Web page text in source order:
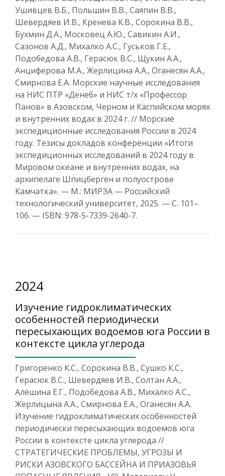
Ушивцев В.Б., Польшин В.В., Саяпин В.В.,
Шевердяев И.В., Кренева К.В., Сорокина В.В.,
Бухмин Д.А., Московец А.Ю., Савикин А.И.,
Сазонов А.Д., Михалко А.С., Гуськов Г.Е.,
Подобедова А.В., Герасюк В.С., Щукин А.А.,
Анциферова М.А., Жерлицина А.А., Оганесян А.А.,
Смирнова Е.А. Морские научные исследования
на НИС ПТР «Денеб» и НИС т/х «Профессор
Панов» в Азовском, Черном и Каспийском морях
и внутренних водах в 2024 г. // Морские
экспедиционные исследования России в 2024
году. Тезисы докладов конференции «Итоги
экспедиционных исследований в 2024 году в
Мировом океане и внутренних водах, на
архипелаге Шпицберген и полуострове
Камчатка». — М.: МИРЭА — Российский
технологический университет, 2025. — С. 101–
106. — ISBN: 978-5-7339-2640-7.
2024
Изучение гидроклиматических
особенностей периодически
пересыхающих водоемов юга России в
контексте цикла углерода
Григоренко К.С., Сорокина В.В., Сушко К.С.,
Герасюк В.С., Шевердяев И.В., Солтан А.А.,
Алёшина Е.Г., Подобедова А.В., Михалко А.С.,
Жерлицына А.А., Смирнова Е.А., Оганесян А.А.
Изучение гидроклиматических особенностей
периодически пересыхающих водоемов юга
России в контексте цикла углерода //
СТРАТЕГИЧЕСКИЕ ПРОБЛЕМЫ, УГРОЗЫ И
РИСКИ АЗОВСКОГО БАССЕЙНА И ПРИАЗОВЬЯ